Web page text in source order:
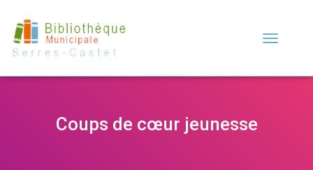
Coups de cœur jeunesse